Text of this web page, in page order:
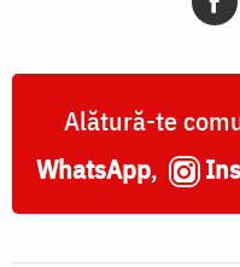
Alătură-te
WhatsApp,